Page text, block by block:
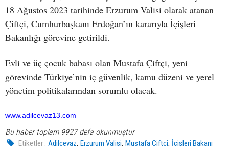
18 Ağustos 2023 tarihinde Erzurum Valisi olarak atanan
Çiftçi, Cumhurbaşkanı Erdoğan’ın kararıyla İçişleri
Bakanlığı görevine getirildi.
Evli ve üç çocuk babası olan Mustafa Çiftçi, yeni
görevinde Türkiye’nin iç güvenlik, kamu düzeni ve yerel
yönetim politikalarından sorumlu olacak.
www.adilcevaz13.com
Bu haber toplam 9927 defa okunmuştur
Etiketler : Adilcevaz,Erzurum Valisi,Mustafa Çiftçi, İçişleri Bakanı